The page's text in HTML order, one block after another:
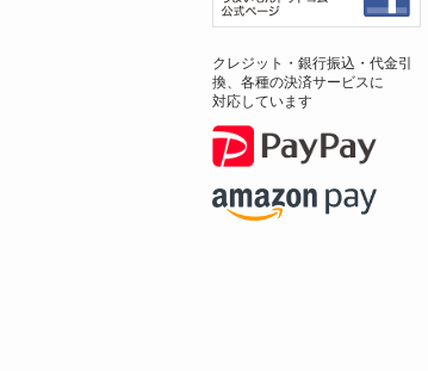
クレジット・銀行振込・代金引
換、各種の決済サービスに
対応しています